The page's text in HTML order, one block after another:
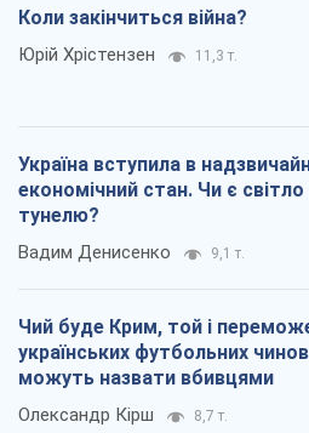
Коли закінчиться війна?
Юрій Хрістензен 11,3 т.
Україна вступила в
економічний стан. Чи є світло
тунелю?
Вадим Денисенко 9,1 т.
Чий буде Крим, той і
українських футбольних
можуть назвати вбивцями
Олександр Кірш 8,7 т.